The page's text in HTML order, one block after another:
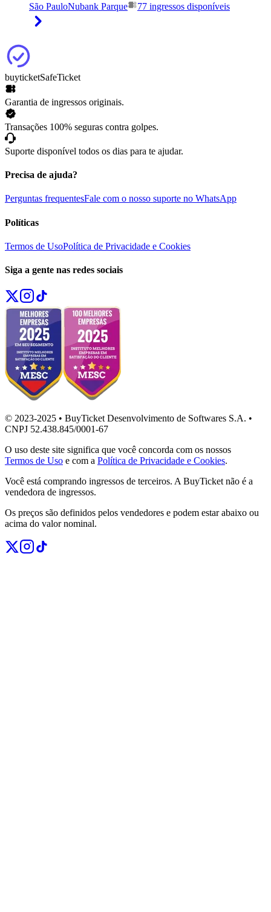
São PauloNubank Parque 77 ingressos disponíveis
buyticketSafeTicket
Garantia de ingressos originais.
Transações 100% seguras contra golpes.
Suporte disponível todos os dias para te ajudar.
Precisa de ajuda?
Perguntas frequentesFale com o nosso suporte no WhatsApp
Políticas
Termos de UsoPolítica de Privacidade e Cookies
Siga a gente nas redes sociais
© 2023-2025 • BuyTicket Desenvolvimento de Softwares S.A. •
CNPJ 52.438.845/0001-67
O uso deste site significa que você concorda com os nossos
Termos de Uso e com a Política de Privacidade e Cookies.
Você está comprando ingressos de terceiros. A BuyTicket não é a
vendedora de ingressos.
Os preços são definidos pelos vendedores e podem estar abaixo ou
acima do valor nominal.